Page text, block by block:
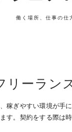
働く場所、仕事の仕
リーラン
稼ぎやすい環境が手
す。契約をする際は